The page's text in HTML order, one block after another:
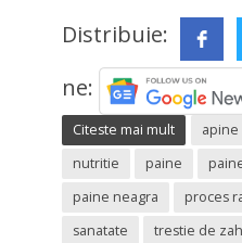
Distribuie:
ne:
Citeste mai mult apine
nutritie
paine
paine neagra
proces
sanatate
trestie de